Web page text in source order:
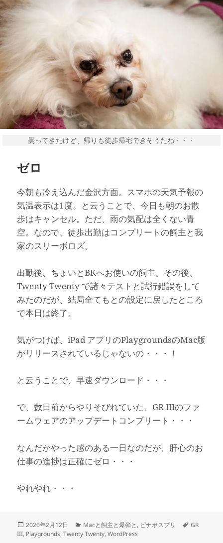
曇ってきたけど、帰りも徒歩帰宅できそうだね・・・
ゼロ
今朝も冷え込んだ金沢方面。スマホの天気予報の
気温表示は1度。と云うことで、今日も朝のお散
歩はキャンセル。ただ、雨の気配は全くない青
空。なので、徒歩出勤はコンプリートの飼主と我
家のスリーボロズ。
出勤後、ちょいとBKへお使いの飼主。その後、
Twenty Twenty で諸々テストと試行錯誤をして
みたのだが、結局全てもとの設定に戻したところ
で本日は終了。
気がつけば、iPad アプリのPlaygroundsのMac版
がリリースされているじゃないの・・・！
と云うことで、早速ダウンロード・・・
で、数日前からやりそびれていた、GR IIIのファ
ームウェアのアップデートコンプリート・・・
なんだかやった感のある一日なのだが、肝心のお
仕事の進捗は正確にゼロ・・・
やれやれ・・・
投
稿
2020年2月12日
カ
テ
Macと飼主と爆弾と , ピナボスプリ
タ
GR
III, Playgrounds,Twenty Twenty,WordPress